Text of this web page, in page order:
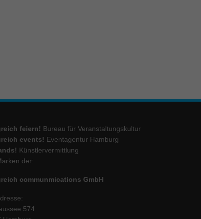
feiern! Bureau für Veranstaltungskultur
events! Eventagentur Hamburg
Künstlervermittlung
der:
communmications GmbH
574